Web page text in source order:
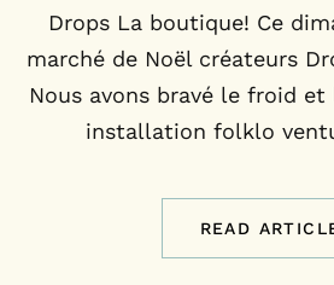
Drops La boutique! Ce
marché de Noël créateurs
Nous avons bravé le froid
installation folklo
READ